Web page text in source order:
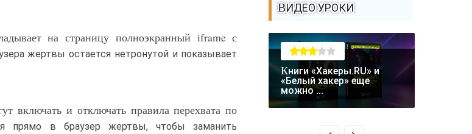
на страницу полноэкранный iframe с
жертвы остается нетронутой и показывает
включать и отключать правила перехвата по
прямо в браузер жертвы, чтобы заманить
ВИДЕО УРОКИ
Книги «Хакеры.RU» и
«Белый хакер» еще
можно ...